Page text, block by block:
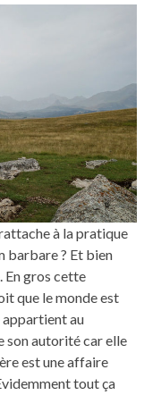
à la pratique
barbare ? Et bien
En gros cette
que le monde est
appartient au
son autorité car elle
est une affaire
tout ça